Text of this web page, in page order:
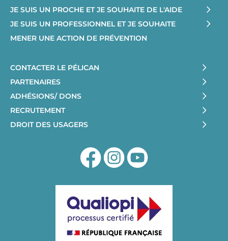
JE SUIS UN PROCHE ET JE SOUHAITE DE L'AIDE
JE SUIS UN PROFESSIONNEL ET JE SOUHAITE
MENER UNE ACTION DE PRÉVENTION
CONTACTER LE PÉLICAN
PARTENAIRES
ADHÉSIONS/ DONS
RECRUTEMENT
DROIT DES USAGERS